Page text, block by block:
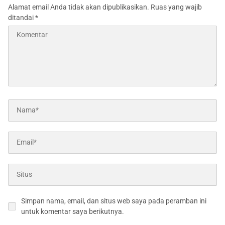
Alamat email Anda tidak akan dipublikasikan. Ruas yang wajib
ditandai*
Simpan nama, email, dan situs web saya pada peramban ini
untuk komentar saya berikutnya.